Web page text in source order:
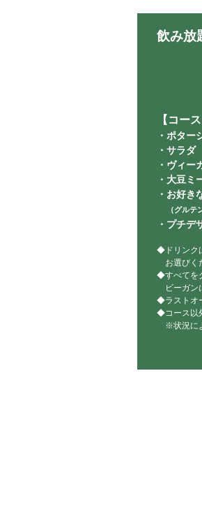
飲み
【コー
・ポター
・サラダ
・ヴィー
・大豆ミ
・お好き
（グル
・プチデ
◆ドリンク
お選びく
◆すべてを
ビーガン
◆ラストオ
◆コース以
※状況に